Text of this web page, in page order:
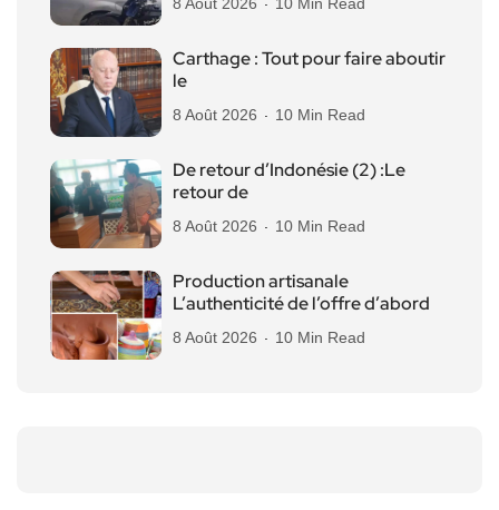
Carthage : Tout pour faire aboutir
le
8 Août 2026 10 Min Read
De retour d’Indonésie (2) :Le
retour de
8 Août 2026 10 Min Read
Production artisanale
L’authenticité de l’offre d’abord
8 Août 2026 10 Min Read